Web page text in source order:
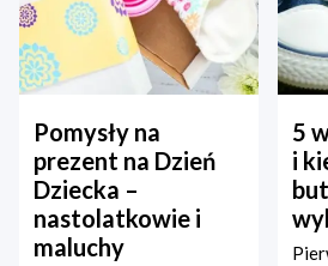
Pomysły na
prezent na Dzień
Dziecka –
nastolatkowie i
maluchy
5
i